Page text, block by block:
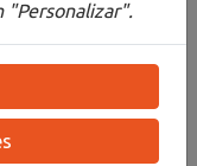
"Personalizar".